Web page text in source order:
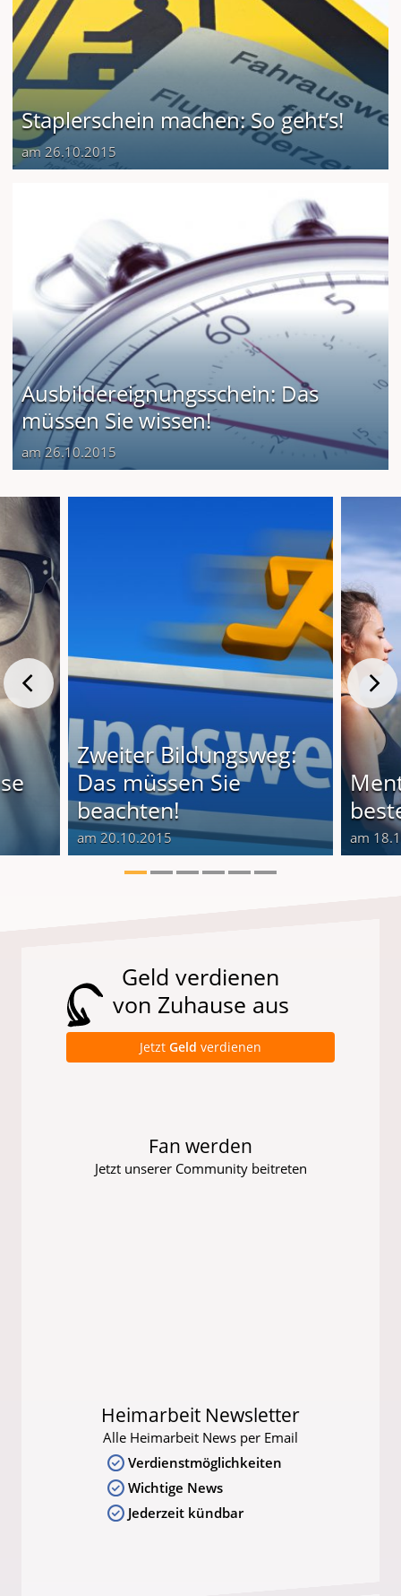
Staplerschein machen: So geht’s!
am 26.10.2015
Ausbildereignungsschein: Das
müssen Sie wissen!
am 26.10.2015
Zweiter Bildungsweg:
Das müssen Sie
beachten!
am 20.10.2015 am
Geld verdienen
von Zuhause aus
Jetzt Geld verdienen
Fan werden
Jetzt unserer Community beitreten
Heimarbeit Newsletter
Alle Heimarbeit News per Email
Verdienstmöglichkeiten
Wichtige News
Jederzeit kündbar